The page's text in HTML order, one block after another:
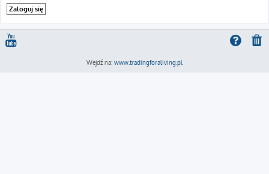
Wejdź na: www.tradingforaliving.pl